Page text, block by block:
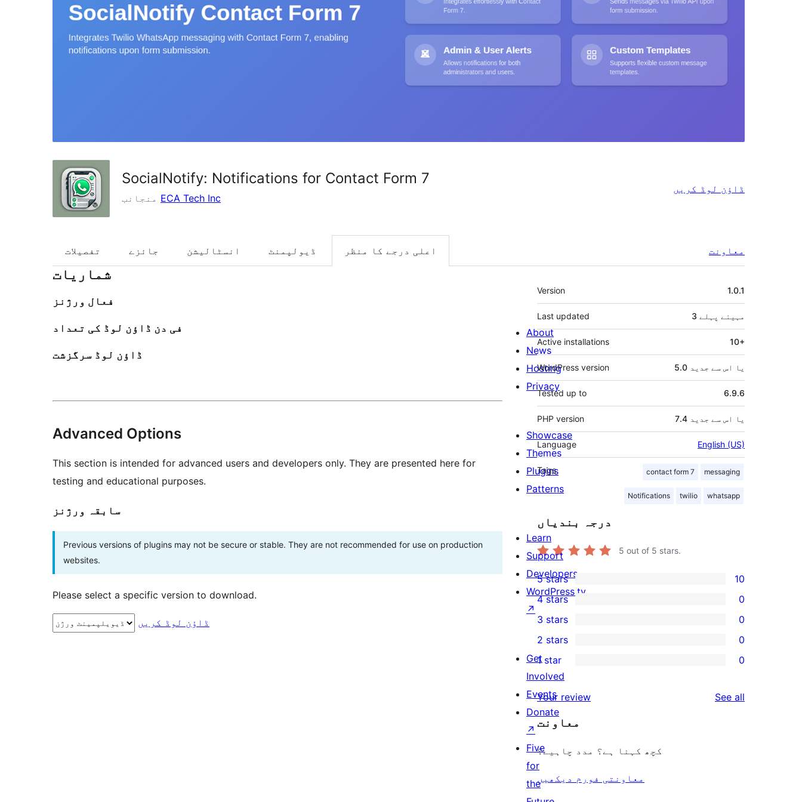
SocialNotify: Notifications for Contact Form 7
ECA Tech Inc
ڈاؤن لوڈ کریں
تفصیلات جائزے انسٹالیشن ڈیولپمنٹ اعلی درجے کا منظر معاونت
شماریات
فعال ورژنز
فی دن ڈاؤن لوڈ کی تعداد
ڈاؤن لوڈ سرگزشت
Advanced Options
This section is intended for advanced users and developers only. They are presented here for
testing and educational purposes.
سابقہ ورژنز
Previous versions of plugins may not be secure or stable. They are not recommended for use on production
websites.
Please select a specific version to download.
ڈاؤن لوڈ کریں
میٹا
Version 1.0.1
Last updated 3 مہینے پہلے
Active installations 10+
WordPress version 5.0 یا اس سے جدید
Tested up to 6.9.6
PHP version 7.4 یا اس سے جدید
Language English (US)
Tags contact form 7 messaging
Notifications twilio whatsapp
درجہ بندیاں
5 out of 5 stars.
10
5-
star
reviews
5 stars 10
4-
star
reviews
4 stars 0
0
3-
star
reviews
3 stars 0
2-
star
reviews
2 stars 0
star
reviews
1 star 0
Your review See all
معاونت
کچھ کہنا ہے؟ مدد چاہیے؟
معاونتی فورم دیکھیں
About
News
Hosting
Privacy
Showcase
Themes
Plugins
Patterns
Learn
Support
Developers
WordPress.tv
↗
Get
Involved
Events
Donate
↗
Five
for
the